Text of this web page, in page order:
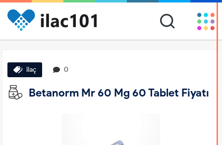
ilaç 0
Betanorm Mr 60 Mg 60 Tablet Fiyatı